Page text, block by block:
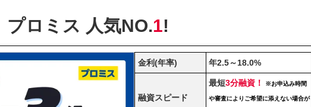
プロミス 人気NO.1!
金利(年率) 年2.5～18.0%
融資スピード
最短3分融資！ ※お申込み時間
や審査によりご希望に添えない場合が